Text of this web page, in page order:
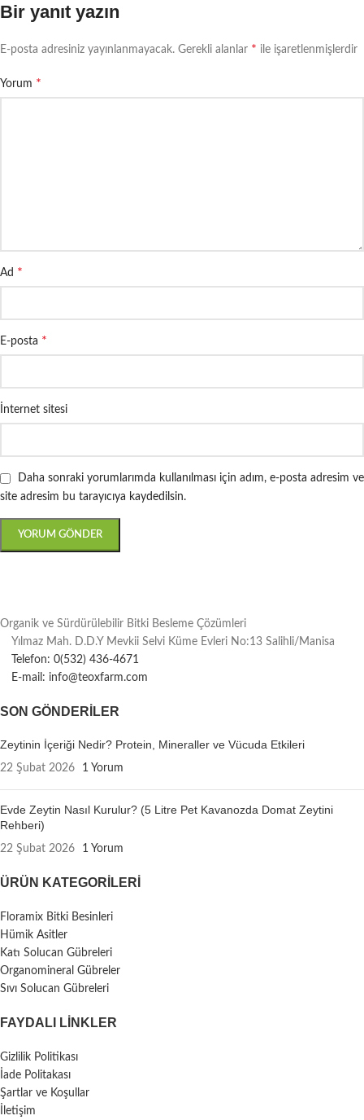
Bir yanıt yazın
E-posta adresiniz yayınlanmayacak. Gerekli alanlar * ile işaretlenmişlerdir
Yorum *
Ad *
E-posta *
İnternet sitesi
Daha sonraki yorumlarımda kullanılması için adım, e-posta adresim ve
site adresim bu tarayıcıya kaydedilsin.
Organik ve Sürdürülebilir Bitki Besleme Çözümleri
Yılmaz Mah. D.D.Y Mevkii Selvi Küme Evleri No:13 Salihli/Manisa
Telefon: 0(532) 436-4671
E-mail: info@teoxfarm.com
SON GÖNDERILER
Zeytinin İçeriği Nedir? Protein, Mineraller ve Vücuda Etkileri
22 Şubat 2026 1 Yorum
Evde Zeytin Nasıl Kurulur? (5 Litre Pet Kavanozda Domat Zeytini
Rehberi)
22 Şubat 2026 1 Yorum
ÜRÜN KATEGORILERI
Floramix Bitki Besinleri
Hümik Asitler
Katı Solucan Gübreleri
Organomineral Gübreler
Sıvı Solucan Gübreleri
FAYDALI LİNKLER
Gizlilik Politikası
İade Politakası
Şartlar ve Koşullar
İletişim